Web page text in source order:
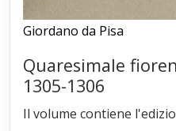
Giordano da Pisa
Quaresimale
1305-1306
Il volume contiene